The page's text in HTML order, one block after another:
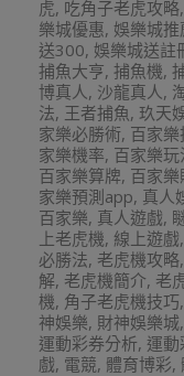
虎, 吃角子老虎攻略,
樂城優惠, 娛樂城推
送300, 娛樂城送註
捕魚大亨, 捕魚機,
博真人, 沙龍真人,
法, 王者捕魚, 玖天
家樂必勝術, 百家樂
家樂機率, 百家樂玩
百家樂算牌, 百家樂
家樂預測app, 真人
百家樂, 真人遊戲,
上老虎機, 線上遊戲,
必勝法, 老虎機攻略,
解, 老虎機簡介, 老
機, 角子老虎機技巧,
神娛樂, 財神娛樂城,
運動彩券分析, 運動
戲, 電競, 體育博彩,